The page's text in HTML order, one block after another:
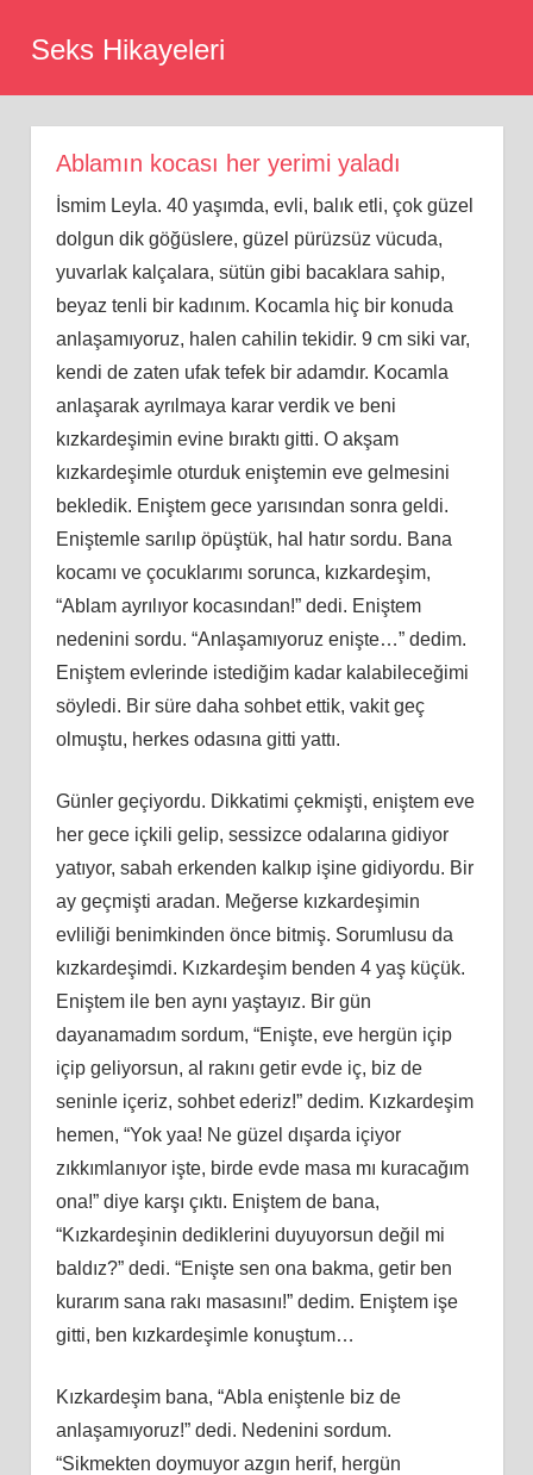
Seks Hikayeleri
Ablamın kocası her yerimi yaladı
İsmim Leyla. 40 yaşımda, evli, balık etli, çok güzel
dolgun dik göğüslere, güzel pürüzsüz vücuda,
yuvarlak kalçalara, sütün gibi bacaklara sahip,
beyaz tenli bir kadınım. Kocamla hiç bir konuda
anlaşamıyoruz, halen cahilin tekidir. 9 cm siki var,
kendi de zaten ufak tefek bir adamdır. Kocamla
anlaşarak ayrılmaya karar verdik ve beni
kızkardeşimin evine bıraktı gitti. O akşam
kızkardeşimle oturduk eniştemin eve gelmesini
bekledik. Eniştem gece yarısından sonra geldi.
Eniştemle sarılıp öpüştük, hal hatır sordu. Bana
kocamı ve çocuklarımı sorunca, kızkardeşim,
“Ablam ayrılıyor kocasından!” dedi. Eniştem
nedenini sordu. “Anlaşamıyoruz enişte…” dedim.
Eniştem evlerinde istediğim kadar kalabileceğimi
söyledi. Bir süre daha sohbet ettik, vakit geç
olmuştu, herkes odasına gitti yattı.
Günler geçiyordu. Dikkatimi çekmişti, eniştem eve
her gece içkili gelip, sessizce odalarına gidiyor
yatıyor, sabah erkenden kalkıp işine gidiyordu. Bir
ay geçmişti aradan. Meğerse kızkardeşimin
evliliği benimkinden önce bitmiş. Sorumlusu da
kızkardeşimdi. Kızkardeşim benden 4 yaş küçük.
Eniştem ile ben aynı yaştayız. Bir gün
dayanamadım sordum, “Enişte, eve hergün içip
içip geliyorsun, al rakını getir evde iç, biz de
seninle içeriz, sohbet ederiz!” dedim. Kızkardeşim
hemen, “Yok yaa! Ne güzel dışarda içiyor
zıkkımlanıyor işte, birde evde masa mı kuracağım
ona!” diye karşı çıktı. Eniştem de bana,
“Kızkardeşinin dediklerini duyuyorsun değil mi
baldız?” dedi. “Enişte sen ona bakma, getir ben
kurarım sana rakı masasını!” dedim. Eniştem işe
gitti, ben kızkardeşimle konuştum…
Kızkardeşim bana, “Abla eniştenle biz de
anlaşamıyoruz!” dedi. Nedenini sordum.
“Sikmekten doymuyor azgın herif, hergün